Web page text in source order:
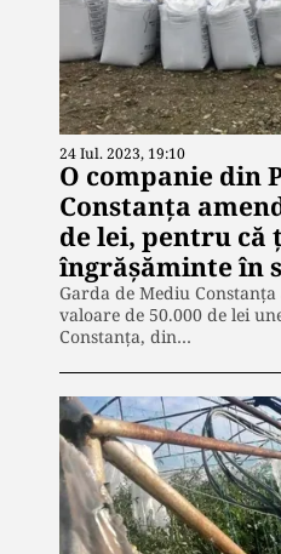
24 Iul. 2023, 19:10
O companie din
Constanța
de lei, pentru că
îngrășăminte în
Garda de Mediu
valoare de 50.000 de lei
Constanța, din…